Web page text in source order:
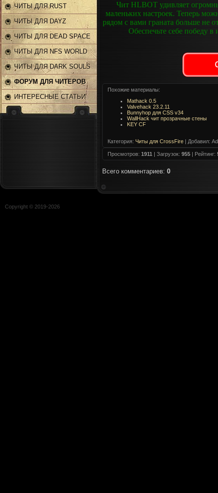
ЧИТЫ ДЛЯ RUST
ЧИТЫ ДЛЯ DAYZ
ЧИТЫ ДЛЯ DEAD SPACE
2
ЧИТЫ ДЛЯ NFS WORLD
ЧИТЫ ДЛЯ DARK SOULS
2
ФОРУМ ДЛЯ ЧИТЕРОВ
ИНТЕРЕСНЫЕ СТАТЬИ
Чит HLBOT удивляет
маленьких настроек. Теперь
рядом с вами граната больше не
Обеспечьте себе победу в
Похожие материалы:
Mathack 0.5
Valvehack 23.2.11
Bunnyhop для CSS v34
WallHack чит прозрачные стены
KEY CF
Категория: Читы для CrossFire | Добавил:
Просмотров: 1911 | Загрузок: 955 | Рейтинг:
Всего комментариев: 0
Copyright © 2019-2026